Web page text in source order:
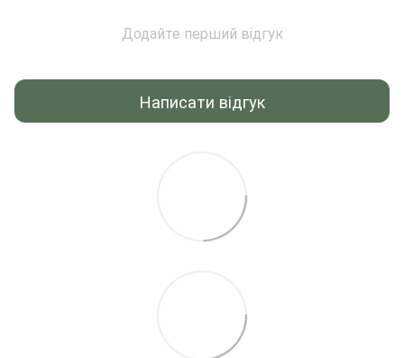
Додайте перший відгук
Написати відгук